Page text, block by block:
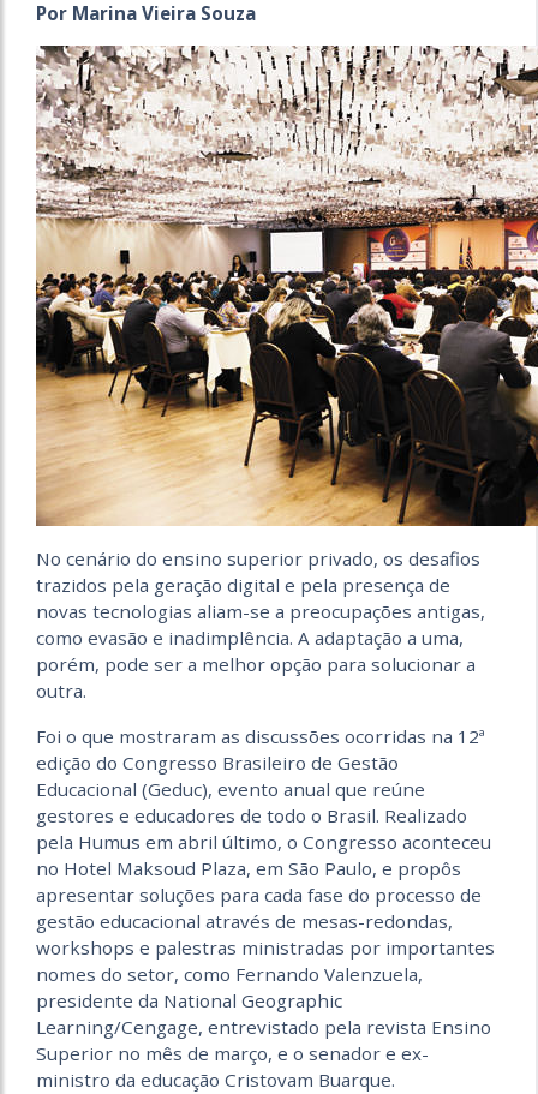
Por Marina Vieira Souza
No cenário do ensino superior privado, os desafios
trazidos pela geração digital e pela presença de
novas tecnologias aliam-se a preocupações antigas,
como evasão e inadimplência. A adaptação a uma,
porém, pode ser a melhor opção para solucionar a
outra.
Foi o que mostraram as discussões ocorridas na 12ª
edição do Congresso Brasileiro de Gestão
Educacional (Geduc), evento anual que reúne
gestores e educadores de todo o Brasil. Realizado
pela Humus em abril último, o Congresso aconteceu
no Hotel Maksoud Plaza, em São Paulo, e propôs
apresentar soluções para cada fase do processo de
gestão educacional através de mesas-redondas,
workshops e palestras ministradas por importantes
nomes do setor, como Fernando Valenzuela,
presidente da National Geographic
Learning/Cengage, entrevistado pela revista Ensino
Superior no mês de março, e o senador e ex-
ministro da educação Cristovam Buarque.